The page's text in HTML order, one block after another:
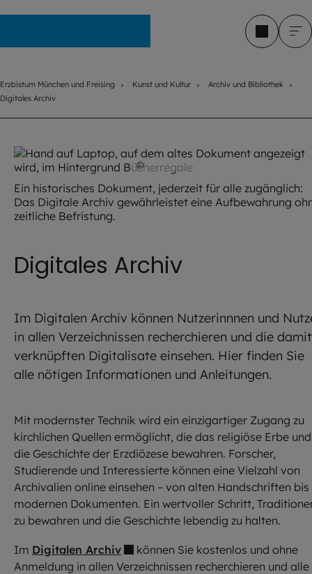
Erzbistum München und Freising Kunst und Kultur
Archiv und Bibliothek
Digitales Archiv
© Hendrik Steffens / EOM
Ein historisches Dokument, jederzeit für alle zugänglich:
Das Digitale Archiv gewährleistet eine Aufbewahrung
zeitliche Befristung.
Digitales Archiv
Im Digitalen Archiv können Nutzerinnnen und
in allen Verzeichnissen recherchieren und die damit
verknüpften Digitalisate einsehen. Hier finden Sie
alle nötigen Informationen und Anleitungen.
Mit modernster Technik wird ein einzigartiger Zugang zu
kirchlichen Quellen ermöglicht, die das religiöse Erbe und
die Geschichte der Erzdiözese bewahren. Forscher,
Studierende und Interessierte können eine Vielzahl von
Archivalien online einsehen – von alten Handschriften bis
modernen Dokumenten. Ein wertvoller Schritt,
zu bewahren und die Geschichte lebendig zu halten.
Im Digitalen Archiv
können Sie kostenlos und ohne
Anmeldung in allen Verzeichnissen recherchieren und alle